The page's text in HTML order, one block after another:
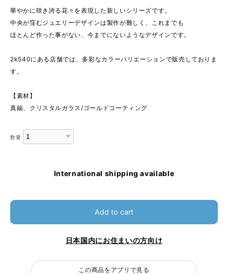
華やかに咲き誇る花々を表現した新しいシリーズです。
中央が窪むジュエリーデザインは製作が難しく、これまでも
ほとんど作った事がない、今までにないようなデザインです。
2k540にある店舗では、多彩なカラーバリエーションで販売しておりま
す。
【素材】
真鍮、クリスタルガラス/ゴールドコーティング
数量
International shipping available
Add to cart
日本国内にお住まいの方向け
この商品をアプリで見る